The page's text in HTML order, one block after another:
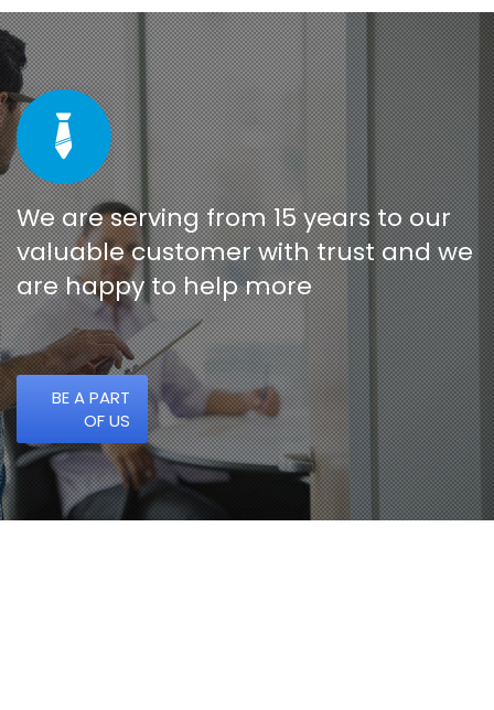
We are serving from 15 years to our
valuable customer with trust and we
are happy to help more
BE A PART
OF US